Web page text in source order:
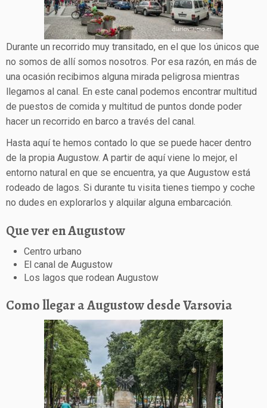
Durante un recorrido muy transitado, en el que los únicos que
no somos de allí somos nosotros. Por esa razón, en más de
una ocasión recibimos alguna mirada peligrosa mientras
llegamos al canal. En este canal podemos encontrar multitud
de puestos de comida y multitud de puntos donde poder
hacer un recorrido en barco a través del canal.
Hasta aquí te hemos contado lo que se puede hacer dentro
de la propia Augustow. A partir de aquí viene lo mejor, el
entorno natural en que se encuentra, ya que Augustow está
rodeado de lagos. Si durante tu visita tienes tiempo y coche
no dudes en explorarlos y alquilar alguna embarcación.
Que ver en Augustow
Centro urbano
El canal de Augustow
Los lagos que rodean Augustow
Como llegar a Augustow desde Varsovia